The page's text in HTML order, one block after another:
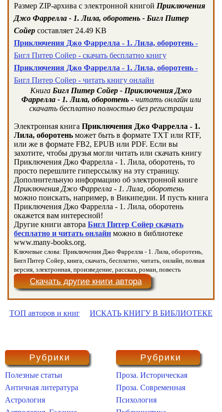
Размер ZIP-архива c электронной книгой Приключения
Джо Фаррелла - 1. Лила, оборотень - Бигл Питер
Сойер составляет 24.49 KB
Приключения Джо Фаррелла - 1. Лила, оборотень -
Бигл Питер Сойер - скачать бесплатно книгу
Приключения Джо Фаррелла - 1. Лила, оборотень -
Бигл Питер Сойер - читать книгу онлайн
Книга Бигл Питер Сойер - Приключения Джо
Фаррелла - 1. Лила, оборотень- читать онлайн или
скачать бесплатно полностью без регистрации
Электронная книга Приключения Джо Фаррелла - 1.
Лила, оборотень может быть в формате TXT или RTF,
или же в формате FB2, EPUB или PDF. Если вы
захотите, чтобы друзья могли читать или скачать книгу
Приключения Джо Фаррелла - 1. Лила, оборотень, то
просто перешлите гиперссылку на эту страницу.
Дополнительную информацию об электронной книге
Приключения Джо Фаррелла - 1. Лила, оборотень
можно поискать, например, в Википедии. И пусть книга
Приключения Джо Фаррелла - 1. Лила, оборотень
окажется вам интересной!
Другие книги автора Бигл Питер Сойер скачать
бесплатно и читать онлайн можно в библиотеке
www.many-books.org.
Ключевые слова: Приключения Джо Фаррелла - 1. Лила, оборотень,
Бигл Питер Сойер, книга, скачать, бесплатно, читать, онлайн, полная
версия, электронная, произведение, рассказ, роман, повесть
Скачать другие книги автора
ТОП авторов и книг ИСКАТЬ КНИГУ В БИБЛИОТЕКЕ
Рубрики
Полезные статьи
Античная литература
Астрология
Рубрики
Проза. Историческая
Проза. Современная
Психология